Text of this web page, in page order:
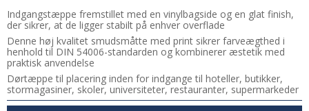
Indgangstæppe fremstillet med en vinylbagside og en glat finish,
der sikrer, at de ligger stabilt på enhver overflade
Denne høj kvalitet smudsmåtte med print sikrer farveægthed i
henhold til DIN 54006-standarden og kombinerer æstetik med
praktisk anvendelse
Dørtæppe til placering inden for indgange til hoteller, butikker,
stormagasiner, skoler, universiteter, restauranter, supermarkeder